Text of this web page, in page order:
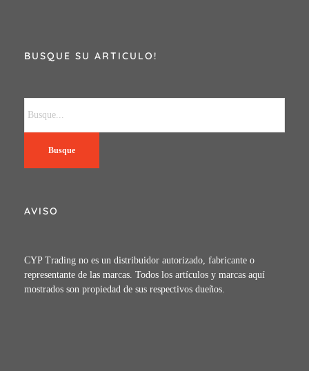
BUSQUE SU ARTICULO!
Busque
AVISO
CYP Trading no es un distribuidor autorizado, fabricante o
representante de las marcas. Todos los artículos y marcas aquí
mostrados son propiedad de sus respectivos dueños.